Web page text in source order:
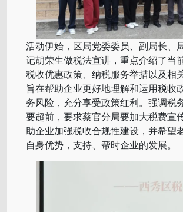
活动伊始，​区局党委委员、副局长、
记胡荣生做税法宣讲，​重点介绍了当
税收优惠政策、纳税服务举措以及相
旨在帮助企业更好地理解和运用税收
务风险，充分享受政策红利。强调税
要超前，要求蔡官分局要加大税费宣
助企业加强税收合规性建设，并希望
自身优势，支持、帮时企业的发展。